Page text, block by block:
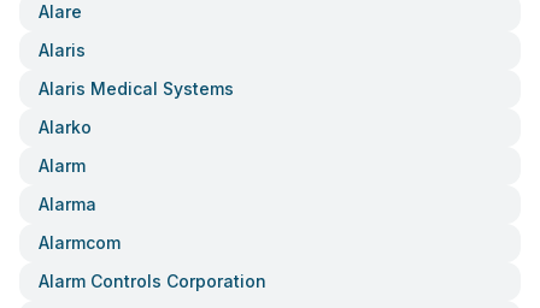
Alare
Alaris
Alaris Medical Systems
Alarko
Alarm
Alarma
Alarmcom
Alarm Controls Corporation